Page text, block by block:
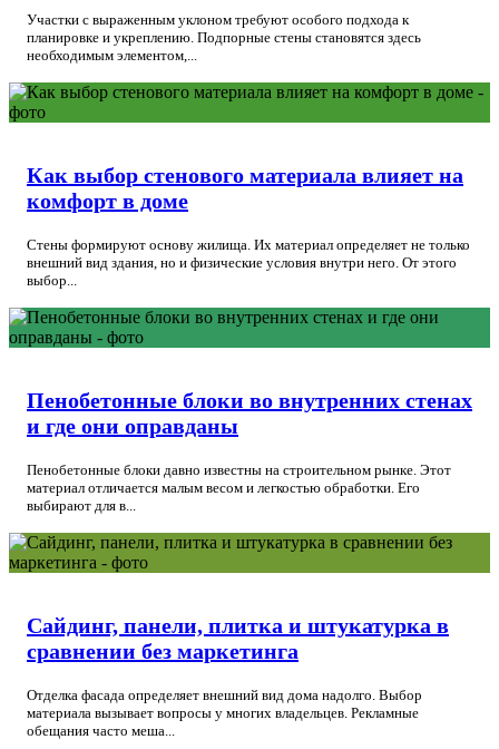
Участки с выраженным уклоном требуют особого подхода к
планировке и укреплению. Подпорные стены становятся здесь
необходимым элементом,...
Как выбор стенового материала влияет на
комфорт в доме
Стены формируют основу жилища. Их материал определяет не только
внешний вид здания, но и физические условия внутри него. От этого
выбор...
Пенобетонные блоки во внутренних стенах
и где они оправданы
Пенобетонные блоки давно известны на строительном рынке. Этот
материал отличается малым весом и легкостью обработки. Его
выбирают для в...
Сайдинг, панели, плитка и штукатурка в
сравнении без маркетинга
Отделка фасада определяет внешний вид дома надолго. Выбор
материала вызывает вопросы у многих владельцев. Рекламные
обещания часто меша...